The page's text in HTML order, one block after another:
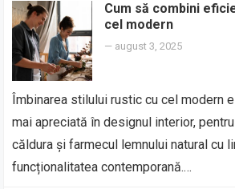
Cum să combini
cel modern
— august 3, 2025
Îmbinarea stilului rustic cu cel modern
mai apreciată în designul interior,
căldura și farmecul lemnului natural cu
funcționalitatea contemporană.…